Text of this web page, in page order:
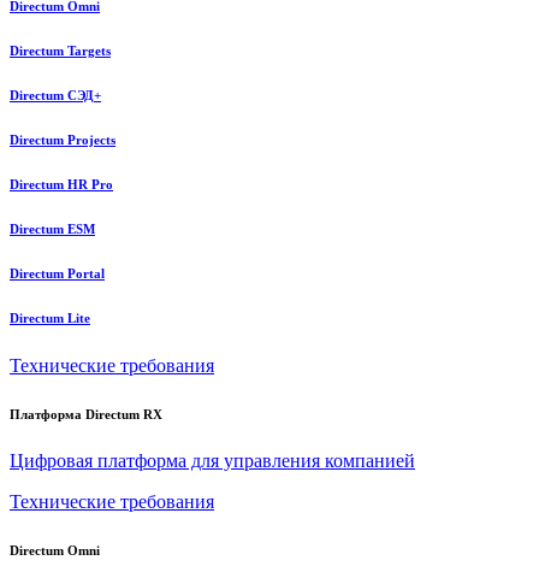
Directum Omni
Directum Targets
Directum СЭД+
Directum Projects
Directum HR Pro
Directum ESM
Directum Portal
Directum Lite
Технические требования
Платформа Directum RX
Цифровая платформа для управления компанией
Технические требования
Directum Omni